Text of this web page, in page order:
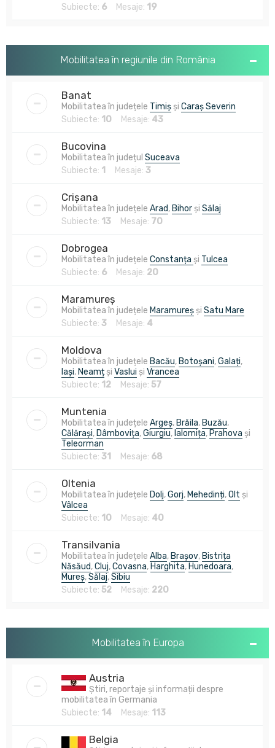
Subiecte: 6 Mesaje: 19
Mobilitatea în regiunile din România
Banat
Mobilitatea în județele Timișși Caraș Severin
Subiecte: 10 Mesaje: 43
Bucovina
Mobilitatea în județul Suceava
Subiecte: 1 Mesaje: 3
Crișana
Mobilitatea în județele Arad, Bihorși Sălaj
Subiecte: 13 Mesaje: 70
Dobrogea
Mobilitatea în județele Constanța și Tulcea
Subiecte: 6 Mesaje: 20
Maramureș
Mobilitatea în județele Maramureșși Satu Mare
Subiecte: 3 Mesaje: 4
Moldova
Mobilitatea în județele Bacău, Botoșani,Galați,
Iași, Neamțși Vaslui și Vrancea
Subiecte: 12 Mesaje: 57
Muntenia
Mobilitatea în județele Argeș, Brăila, Buzău,
Călărași, Dâmbovița,Giurgiu, Ialomița, Prahova și
Teleorman
Subiecte: 31 Mesaje: 68
Oltenia
Mobilitatea în județele Dolj,Gorj, Mehedinți,Olt și
Vâlcea
Subiecte: 10 Mesaje: 40
Transilvania
Mobilitatea în județele Alba, Brașov, Bistrița
Năsăud,Cluj,Covasna, Harghita, Hunedoara,
Mureș,Sălaj,Sibiu
Subiecte: 52 Mesaje: 220
Mobilitatea în Europa
Austria
Știri, reportaje și informații despre
mobilitatea în Germania
Subiecte: 14 Mesaje: 113
Belgia